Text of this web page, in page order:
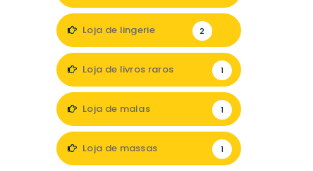
Loja de lingerie 2
Loja de livros raros 1
Loja de malas 1
Loja de massas 1